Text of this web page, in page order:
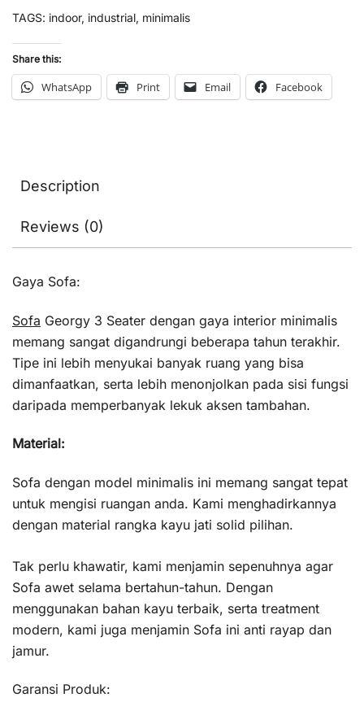
TAGS: indoor, industrial, minimalis
Share this:
WhatsApp Print Email Facebook
Description
Reviews (0)
Gaya Sofa:
Sofa Georgy 3 Seater dengan gaya interior minimalis
memang sangat digandrungi beberapa tahun terakhir.
Tipe ini lebih menyukai banyak ruang yang bisa
dimanfaatkan, serta lebih menonjolkan pada sisi fungsi
daripada memperbanyak lekuk aksen tambahan.
Material:
Sofa dengan model minimalis ini memang sangat tepat
untuk mengisi ruangan anda. Kami menghadirkannya
dengan material rangka kayu jati solid pilihan.
Tak perlu khawatir, kami menjamin sepenuhnya agar
Sofa awet selama bertahun-tahun. Dengan
menggunakan bahan kayu terbaik, serta treatment
modern, kami juga menjamin Sofa ini anti rayap dan
jamur.
Garansi Produk: